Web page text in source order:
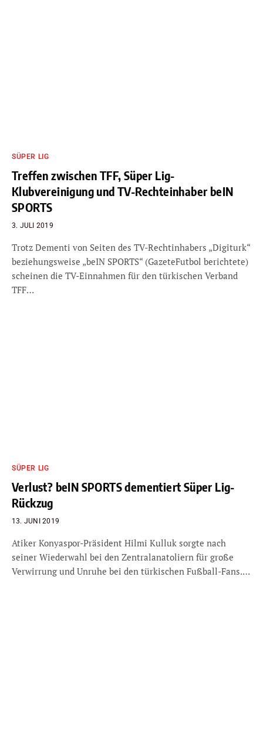
SÜPER LIG
Treffen zwischen TFF, Süper Lig-
Klubvereinigung und TV-Rechteinhaber beIN
SPORTS
3. JULI 2019
Trotz Dementi von Seiten des TV-Rechtinhabers „Digiturk“
beziehungsweise „beIN SPORTS“ (GazeteFutbol berichtete)
scheinen die TV-Einnahmen für den türkischen Verband
TFF…
SÜPER LIG
Verlust? beIN SPORTS dementiert Süper Lig-
Rückzug
13. JUNI 2019
Atiker Konyaspor-Präsident Hilmi Kulluk sorgte nach
seiner Wiederwahl bei den Zentralanatoliern für große
Verwirrung und Unruhe bei den türkischen Fußball-Fans.…